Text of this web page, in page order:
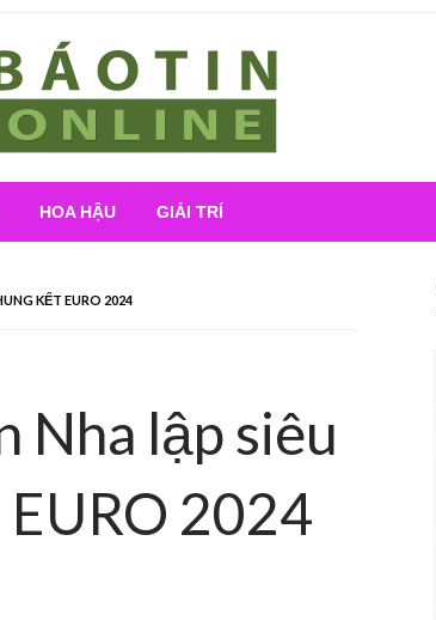
Tin Online
HOA HẬU GIẢI TRÍ
KẾT EURO 2024
Nha lập siêu
2024